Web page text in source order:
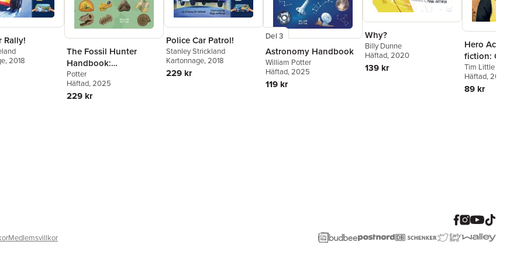
Rally!
, 2018
The Fossil Hunter
Handbook:
Identification Guides
for 50 Key Fossils
Potter
Häftad, 2025
229 kr
Police Car Patrol!
Stanley Strickland
Kartonnage, 2018
229 kr
Del 3
Astronomy Handbook
William Potter
Häftad, 2025
119 kr
Why?
Billy Dunne
Häftad, 2020
139 kr
Hero
fiction: Oxford
Pink Book
Tim Little
Häftad, 2021
89 kr
Medlemsvillkor